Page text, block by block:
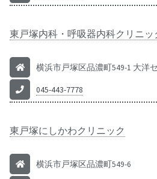
東戸塚内科・呼吸器内科クリニッ
横浜市戸塚区品濃町549-1 大洋
045-443-7778
東戸塚にしかわクリニック
横浜市戸塚区品濃町549-6